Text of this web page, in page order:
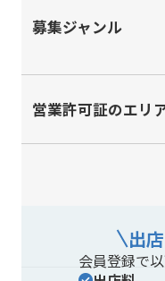
募集ジャンル
営業許可証のエリ
出
会員登録で